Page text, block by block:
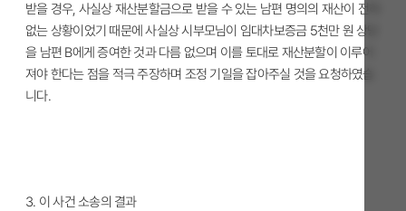
받을 경우, 사실상 재산분할금으로 받을 수 있는 남편 명의의 재산이 전혀
없는 상황이었기 때문에 사실상 시부모님이 임대차보증금 5천만 원 상당
을 남편 B에게 증여한 것과 다름 없으며 이를 토대로 재산분할이 이루어
져야 한다는 점을 적극 주장하며 조정 기일을 잡아주실 것을 요청하였습
니다.
3. 이 사건 소송의 결과